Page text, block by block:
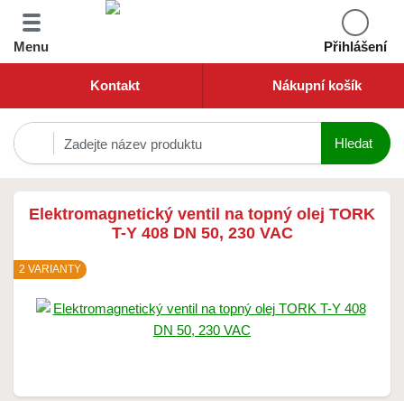
Menu Přihlášení
Kontakt Nákupní košík
Elektromagnetický ventil na topný olej TORK
T-Y 408 DN 50, 230 VAC
2 VARIANTY